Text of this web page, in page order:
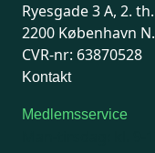
Ryesgade 3 A, 2. th.
2200 København N.
CVR-nr: 63870528
Kontakt
Medlemsservice